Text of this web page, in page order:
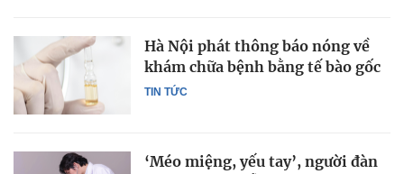
TIN TỨC
Hà Nội phát thông báo nóng về
khám chữa bệnh bằng tế bào gốc
‘Méo miệng, yếu tay’, người đàn